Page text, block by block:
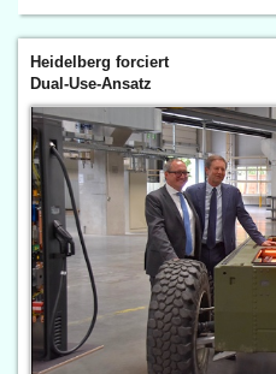
Heidelberg forciert
Dual-Use-Ansatz